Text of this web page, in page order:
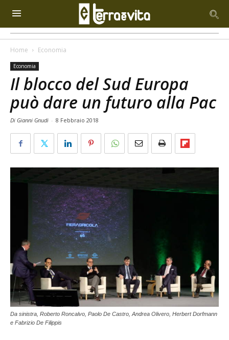
Home Economia
Economia
Il blocco del Sud Europa
può dare un futuro alla Pac
Di Gianni Gnudi - 8 Febbraio 2018
Da sinistra, Roberto Roncalvo, Paolo De Castro, Andrea Olivero, Herbert Dorfmann
e Fabrizio De Filippis